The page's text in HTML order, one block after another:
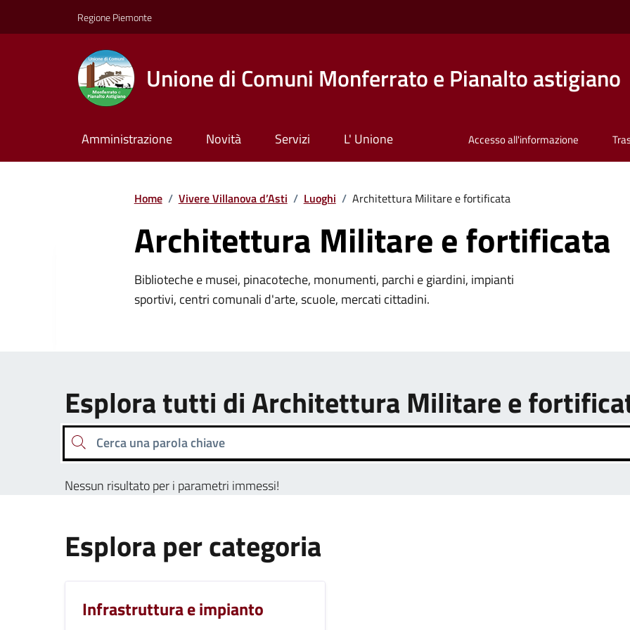
Regione Piemonte
Unione di Comuni Monferrato e Pianalto astigiano
Amministrazione Novità Servizi L' Unione Accesso all'informazione
Home / Vivere Villanova d’Asti / Luoghi / Architettura Militare e fortificata
Architettura Militare e fortificata
Biblioteche e musei, pinacoteche, monumenti, parchi e giardini, impianti
sportivi, centri comunali d'arte, scuole, mercati cittadini.
Esplora tutti di Architettura Militare e
Cerca una parola chiave
Nessun risultato per i parametri immessi!
Esplora per categoria
Infrastruttura e impianto